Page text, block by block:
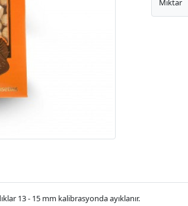
Miktar
13 - 15 mm kalibrasyonda ayıklanır.